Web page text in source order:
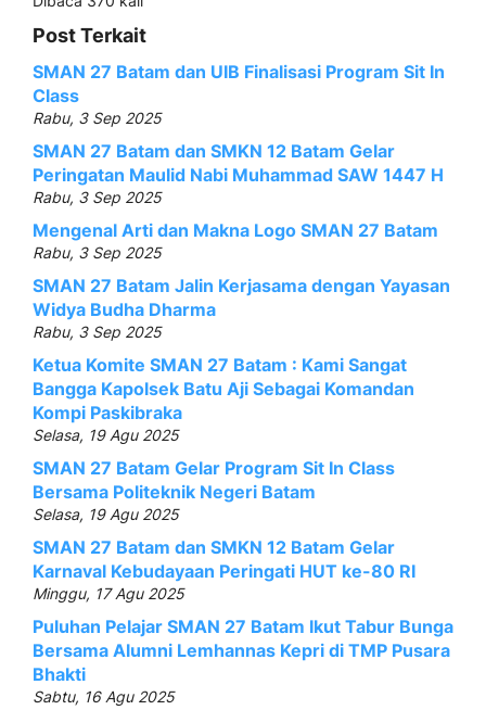
Post Terkait
SMAN 27 Batam dan UIB Finalisasi Program Sit In
Class
Rabu, 3 Sep 2025
SMAN 27 Batam dan SMKN 12 Batam Gelar
Peringatan Maulid Nabi Muhammad SAW 1447 H
Rabu, 3 Sep 2025
Mengenal Arti dan Makna Logo SMAN 27 Batam
Rabu, 3 Sep 2025
SMAN 27 Batam Jalin Kerjasama dengan Yayasan
Widya Budha Dharma
Rabu, 3 Sep 2025
Ketua Komite SMAN 27 Batam : Kami Sangat
Bangga Kapolsek Batu Aji Sebagai Komandan
Kompi Paskibraka
Selasa, 19 Agu 2025
SMAN 27 Batam Gelar Program Sit In Class
Bersama Politeknik Negeri Batam
Selasa, 19 Agu 2025
SMAN 27 Batam dan SMKN 12 Batam Gelar
Karnaval Kebudayaan Peringati HUT ke-80 RI
Minggu, 17 Agu 2025
Puluhan Pelajar SMAN 27 Batam Ikut Tabur Bunga
Bersama Alumni Lemhannas Kepri di TMP Pusara
Bhakti
Sabtu, 16 Agu 2025